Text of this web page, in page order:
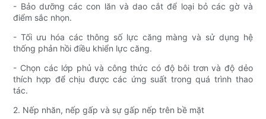
- Bảo dưỡng các con lăn và dao cắt để loại bỏ các gờ và
điểm sắc nhọn.
- Tối ưu hóa các thông số lực căng màng và sử dụng hệ
thống phản hồi điều khiển lực căng.
- Chọn các lớp phủ và công thức có độ bôi trơn và độ dẻo
thích hợp để chịu được các ứng suất trong quá trình thao
tác.
2. Nếp nhăn, nếp gấp và sự gấp nếp trên bề mặt